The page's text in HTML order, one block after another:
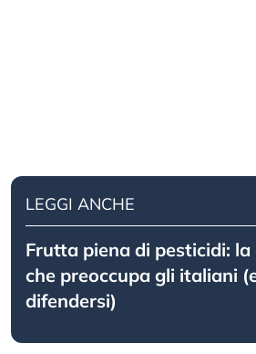
LEGGI ANCHE
Frutta piena di pesticidi:
che preoccupa gli italiani
difendersi)